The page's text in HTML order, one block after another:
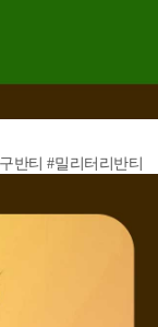
반티 #밀리터리반티